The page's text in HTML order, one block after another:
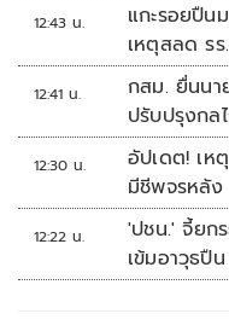
12:43 น.
แกะรอยปืน
เหตุสลด ร
12:41 น.
กสม. ยื่นนา
ปรับปรุงกล
12:30 น.
อัปเดต! เห
มีชีพจรหลัง
12:22 น.
'ปชน.' จี้ยก
เข้มอาวุธปื